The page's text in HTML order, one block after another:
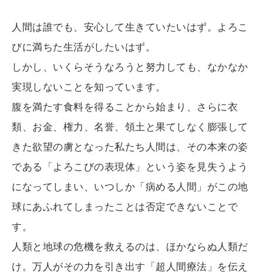
人間は誰でも、安心して生きていたいはず。よろこ
びに満ちた生活がしたいはず。
しかし、いくらそうなろうと努力しても、なかなか
実現しないことを知っています。
腹を満たす食料を得ることから始まり、さらに衣
類、お金、権力、名誉、領土と果てしなく膨張して
きた欲望の虜となった私たち人間は、その本来の姿
である「よろこびの表現体」という姿を見失うよう
になってしまい、いつしか「病める人間」がこの地
球にあふれてしまったことは否定できないことで
す。
人類と地球の危機を救えるのは、ほかならぬ人類だ
け。万人がその力を引き出す「超人間療法」を伝え